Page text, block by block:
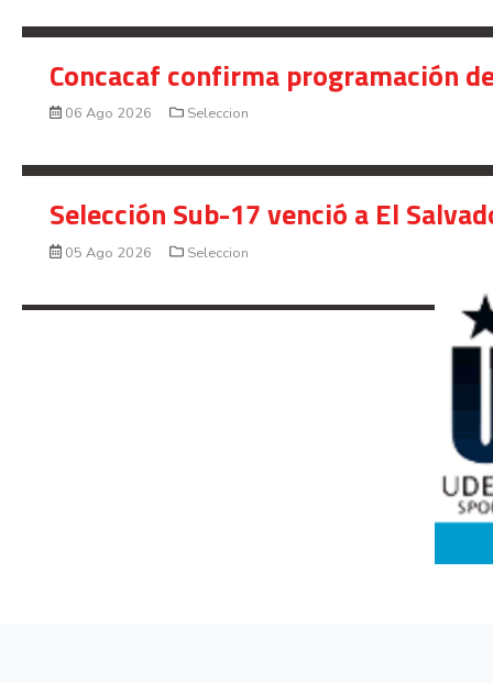
Concacaf confirma programación
06 Ago 2026 Seleccion
Selección Sub-17 venció a El
05 Ago 2026 Seleccion